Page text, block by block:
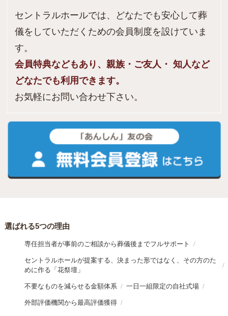
セントラルホールでは、どなたでも安心して葬
儀をしていただくための会員制度を設けていま
す。
会員特典などもあり、親族・ご友人・ 知人など
どなたでも利用できます。
お気軽にお問い合わせ下さい。
選ばれる5つの理由
専任担当者が事前のご相談から葬儀後までフルサポート
セントラルホールが提案する、決まった形ではなく、その方のた
めに作る「花祭壇」
不要なものを減らせる金額体系 一日一組限定の自社式場
外部評価機関から最高評価獲得